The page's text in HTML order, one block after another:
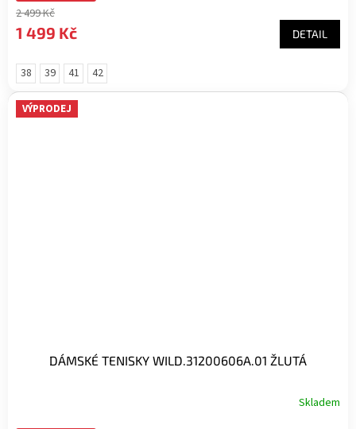
2 499 Kč
1 499 Kč DETAIL
38 39 41 42
VÝPRODEJ
DÁMSKÉ TENISKY WILD.31200606A.01 ŽLUTÁ
Skladem